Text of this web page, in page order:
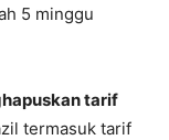
5 minggu
tarif
termasuk tarif